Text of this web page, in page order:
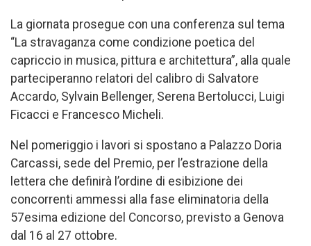
La giornata prosegue con una conferenza sul tema
“La stravaganza come condizione poetica del
capriccio in musica, pittura e architettura”, alla quale
parteciperanno relatori del calibro di Salvatore
Accardo, Sylvain Bellenger, Serena Bertolucci, Luigi
Ficacci e Francesco Micheli.
Nel pomeriggio i lavori si spostano a Palazzo Doria
Carcassi, sede del Premio, per l’estrazione della
lettera che definirà l’ordine di esibizione dei
concorrenti ammessi alla fase eliminatoria della
57esima edizione del Concorso, previsto a Genova
dal 16 al 27 ottobre.